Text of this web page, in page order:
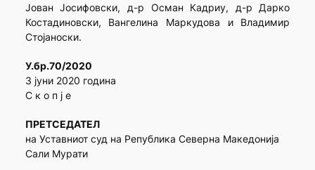
Јован Јосифовски, д-р Осман Кадриу, д-р Дарко
Костадиновски, Вангелина Маркудова и Владимир
Стојаноски.
У.бр.70/2020
3 јуни 2020 година
С к о п ј е
ПРЕТСЕДАТЕЛ
на Уставниот суд на Република Северна Македонија
Сали Мурати